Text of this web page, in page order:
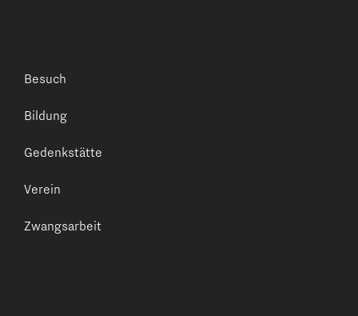
Besuch
Bildung
Gedenkstätte
Verein
Zwangsarbeit